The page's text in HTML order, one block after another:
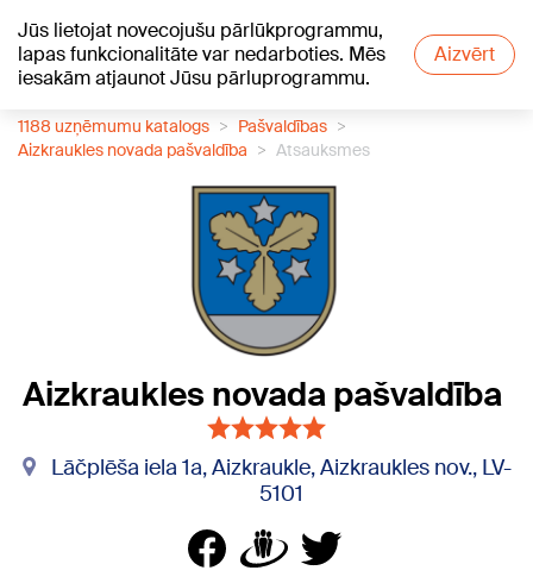
Jūs lietojat novecojušu pārlūkprogrammu,
lapas funkcionalitāte var nedarboties. Mēs
iesakām atjaunot Jūsu pārluprogrammu.
Aizvērt
+15°C
1188 uzņēmumu katalogs
Pašvaldības
Aizkraukles novada pašvaldība
Atsauksmes
Aizkraukles novada pašvaldība
Lāčplēša iela 1a, Aizkraukle, Aizkraukles nov., LV-
5101